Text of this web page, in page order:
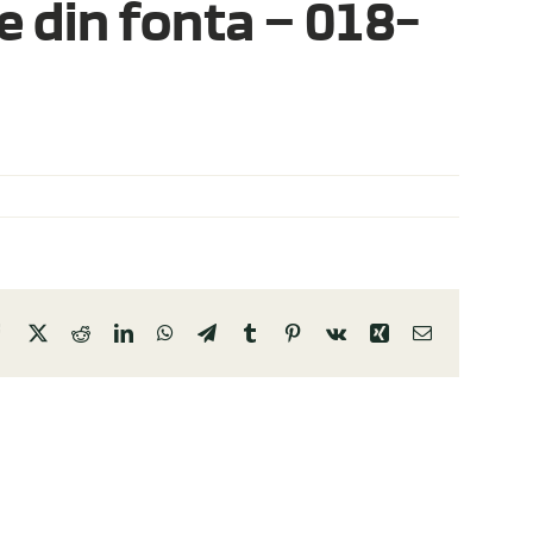
din fonta – 018-
Facebook RedditLinkedInWhatsApp
TelegramTumblr Pinterest
Vk Xing E-